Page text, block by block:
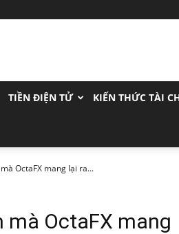
TIỀN ĐIỆN TỬ KIẾN THỨC TÀI
OctaFX mang lại ra...
mà OctaFX mang